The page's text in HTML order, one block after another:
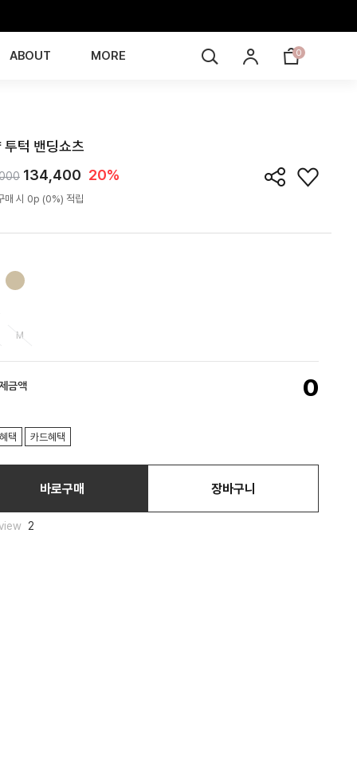
ABOUT MORE 0
투턱 밴딩쇼츠
134,400 20%
매 시 0p (0%) 적립
M
금액 0
택 카드혜택
바로구매 장바구니
2